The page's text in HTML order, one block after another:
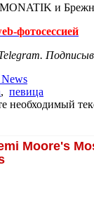
и
фотосессией
, певица
необходимый